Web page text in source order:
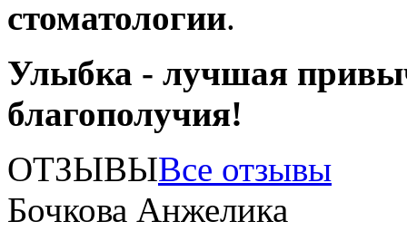
стоматологии.
Улыбка - лучшая
благополучия!
ОТЗЫВЫВсе отзывы
Бочкова Анжелика